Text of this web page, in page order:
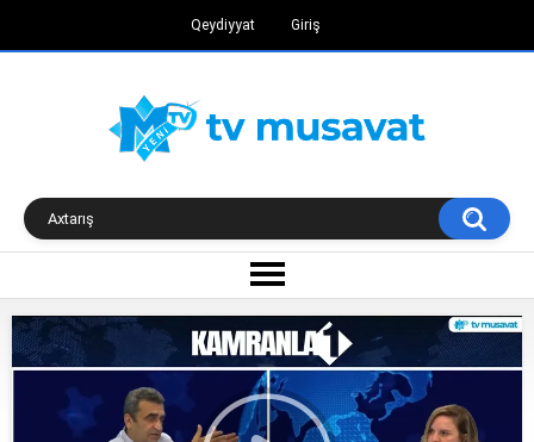
Qeydiyyat Giriş